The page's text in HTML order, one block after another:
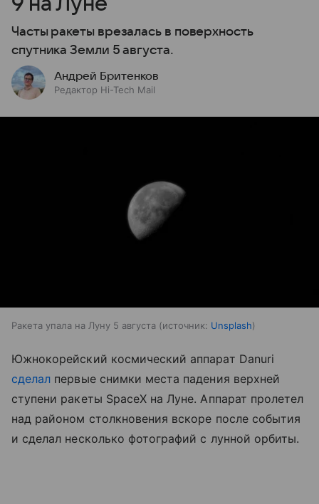
Часты ракеты врезалась в поверхность
спутника Земли 5 августа.
Андрей Бритенков
Редактор Hi-Tech Mail
Ракета упала на Луну 5 августа источник: Unsplash
Южнокорейский космический аппарат Danuri
сделал первые снимки места падения верхней
ступени ракеты SpaceX на Луне. Аппарат пролетел
над районом столкновения вскоре после события
и сделал несколько фотографий с лунной орбиты.